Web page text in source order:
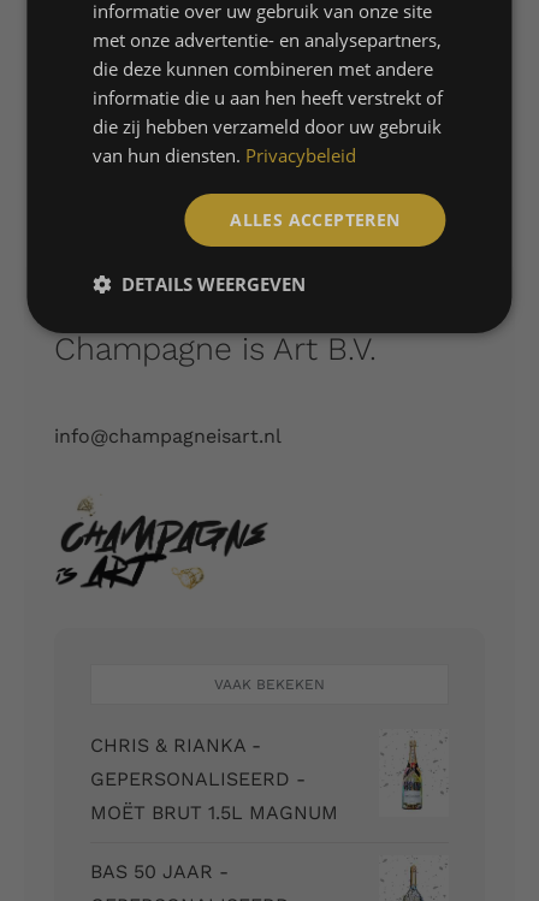
Champagne is Art B.V.
info@champagneisart.nl
VAAK BEKEKEN
CHRIS & RIANKA -
GEPERSONALISEERD -
MOËT BRUT 1.5L MAGNUM
BAS 50 JAAR -
informatie over uw gebruik van onze site
met onze advertentie- en analysepartners,
die deze kunnen combineren met andere
informatie die u aan hen heeft verstrekt of
die zij hebben verzameld door uw gebruik
van hun diensten. Privacybeleid
ALLES ACCEPTEREN
DETAILS WEERGEVEN